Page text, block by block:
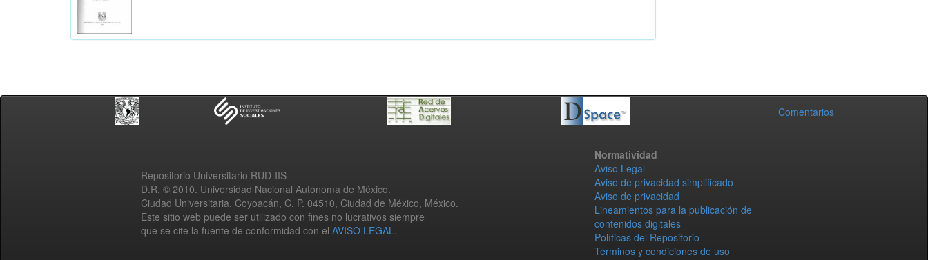
Comentarios
Repositorio Universitario RUD-IIS
D.R. © 2010. Universidad Nacional Autónoma de México.
Ciudad Universitaria, Coyoacán, C. P. 04510, Ciudad de México, México.
Este sitio web puede ser utilizado con fines no lucrativos siempre
que se cite la fuente de conformidad con el AVISO LEGAL.
Normatividad
Aviso Legal
Aviso de privacidad simplificado
Aviso de privacidad
Lineamientos para la publicación de
contenidos digitales
Políticas del Repositorio
Términos y condiciones de uso